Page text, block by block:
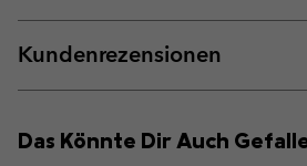
Kundenrezensionen
Das Könnte Dir Auch